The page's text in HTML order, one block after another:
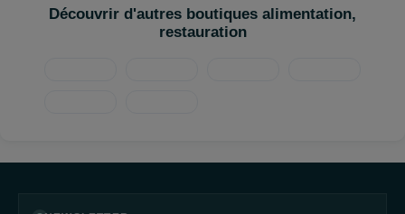
Découvrir d'autres boutiques alimentation,
restauration